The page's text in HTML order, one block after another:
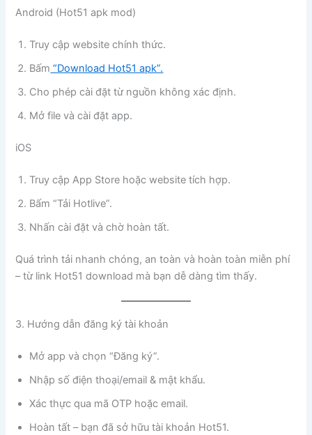
Android (Hot51 apk mod)
Truy cập website chính thức.
Bấm “Download Hot51 apk”.
Cho phép cài đặt từ nguồn không xác định.
Mở file và cài đặt app.
iOS
Truy cập App Store hoặc website tích hợp.
Bấm “Tải Hotlive”.
Nhấn cài đặt và chờ hoàn tất.
Quá trình tải nhanh chóng, an toàn và hoàn toàn miễn phí
– từ link Hot51 download mà bạn dễ dàng tìm thấy.
3. Hướng dẫn đăng ký tài khoản
Mở app và chọn “Đăng ký”.
Nhập số điện thoại/email & mật khẩu.
Xác thực qua mã OTP hoặc email.
Hoàn tất – bạn đã sở hữu tài khoản Hot51.